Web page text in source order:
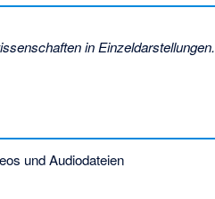
in Einzeldarstellungen.
und Audiodateien